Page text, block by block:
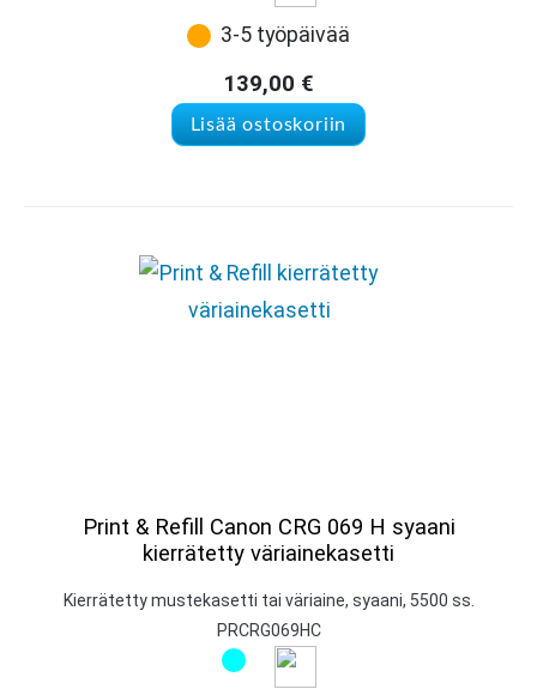
3-5 työpäivää
139,00 €
Lisää ostoskoriin
Print & Refill Canon CRG 069 H syaani
kierrätetty väriainekasetti
Kierrätetty mustekasetti tai väriaine, syaani, 5500 ss.
PRCRG069HC